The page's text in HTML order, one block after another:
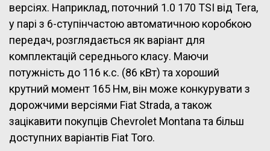
версіях. Наприклад, поточний 1.0 170 TSI від Tera,
у парі з 6-ступінчастою автоматичною коробкою
передач, розглядається як варіант для
комплектацій середнього класу. Маючи
потужність до 116 к.с. (86 кВт) та хороший
крутний момент 165 Нм, він може конкурувати з
дорожчими версіями Fiat Strada, а також
зацікавити покупців Chevrolet Montana та більш
доступних варіантів Fiat Toro.